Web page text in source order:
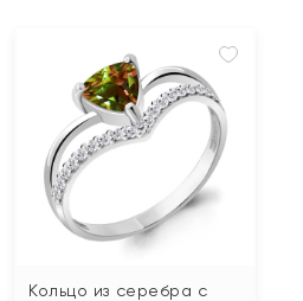
Кольцо из серебра с